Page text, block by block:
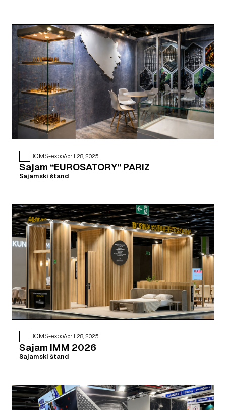
BOMS-expoApril 28, 2025
Sajam “EUROSATORY” PARIZ
Sajamski štand
BOMS-expoApril 28, 2025
Sajam IMM 2026
Sajamski štand